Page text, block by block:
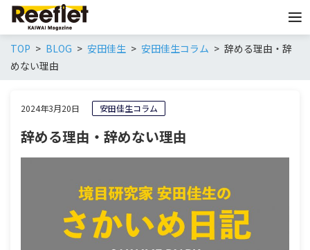
TOP BLOG 安田佳生 安田佳生コラム
辞める理由・辞
めない理由
2024年3月20日 安田佳生コラム
辞める理由・辞めない理由